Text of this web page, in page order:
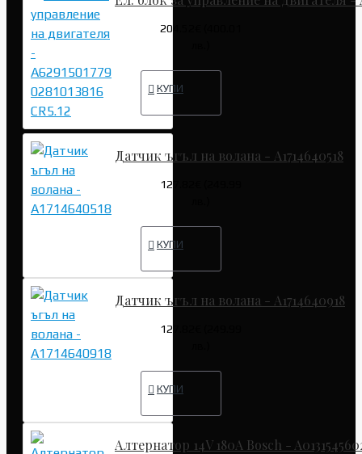
204.52€ (400.01
КУПИ
Датчик ъгъл на волана - A1714640518
127.82€ (249.99
КУПИ
Датчик ъгъл на волана - A1714640918
127.82€ (249.99
КУПИ
Алтернатор 14V 180A Bosch -